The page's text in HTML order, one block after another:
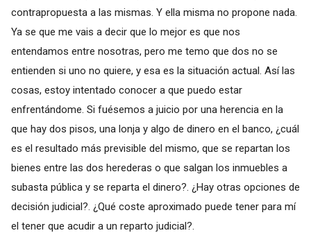
contrapropuesta a las mismas. Y ella misma no propone nada.
Ya se que me vais a decir que lo mejor es que nos
entendamos entre nosotras, pero me temo que dos no se
entienden si uno no quiere, y esa es la situación actual. Así las
cosas, estoy intentado conocer a que puedo estar
enfrentándome. Si fuésemos a juicio por una herencia en la
que hay dos pisos, una lonja y algo de dinero en el banco, ¿cuál
es el resultado más previsible del mismo, que se repartan los
bienes entre las dos herederas o que salgan los inmuebles a
subasta pública y se reparta el dinero?. ¿Hay otras opciones de
decisión judicial?. ¿Qué coste aproximado puede tener para mí
el tener que acudir a un reparto judicial?.